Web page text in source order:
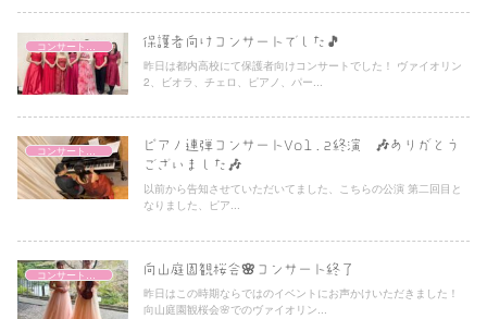
コンサートレポート 保護者向けコンサートでした🎵
昨日は都内高校にて保護者向けコンサートでした！ ヴァイオリン
2、ビオラ、チェロ、ピアノ、パー...
コンサートレポート
ピアノ連弾コンサートVol.2終演 🎶ありがとう
ございました🎶
以前から告知させていただいてました、こちらの公演 第二回目と
なりました、ピア...
コンサートレポート 向山庭園観桜会🌸コンサート終了
昨日はこの時期ならではのイベントにお声かけいただきました！
向山庭園観桜会🌸でのヴァイオリン...